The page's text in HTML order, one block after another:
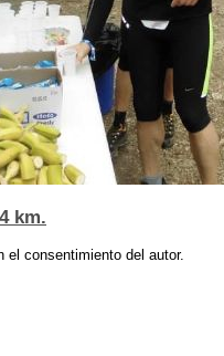
km.
el consentimiento del autor.